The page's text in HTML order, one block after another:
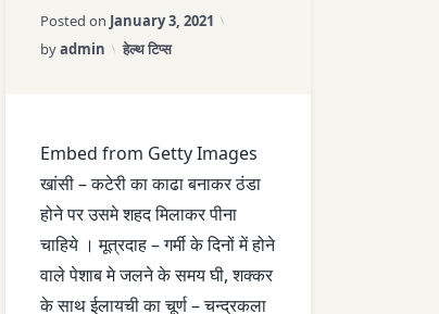
Posted on January 3, 2021
byadmin Categories:
हेल्थ टिप्स
Embed from Getty Images
खांसी – कटेरी का काढा बनाकर ठंडा
होने पर उसमे शहद मिलाकर पीना
चाहिये । मूत्रदाह – गर्मी के दिनों में होने
वाले पेशाब मे जलने के समय घी, शक्कर
के साथ ईलायची का चूर्ण – चन्द्रकला
COUGH
GHARELU NUSHKE
KAPUR KACHRI